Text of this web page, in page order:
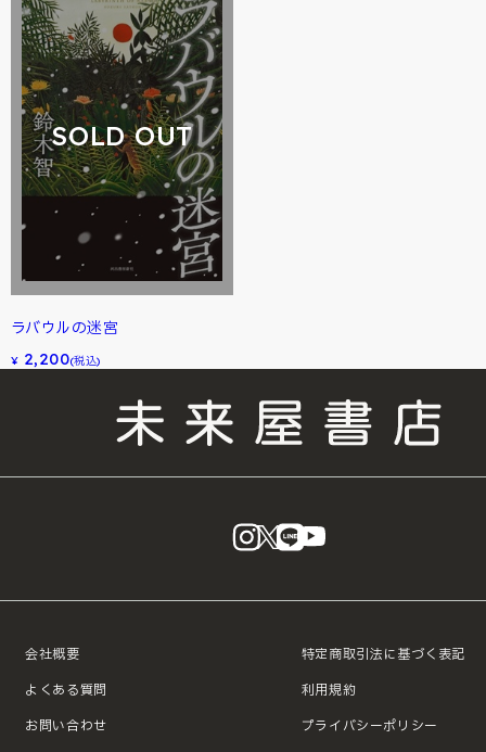
SOLD OUT
ラバウルの迷宮
¥ 2,200(税込)
instagram
X LINE
会社概要
よくある質問
お問い合わせ
特定商取引法に基づく表記
利用規約
プライバシーポリシー